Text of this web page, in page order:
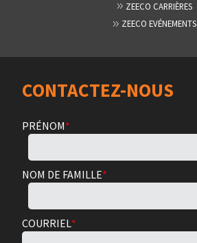
ZEECO CARRIÈRES
ZEECO EVÉNEMENTS
CONTACTEZ-NOUS
PRÉNOM*
NOM DE FAMILLE*
COURRIEL*